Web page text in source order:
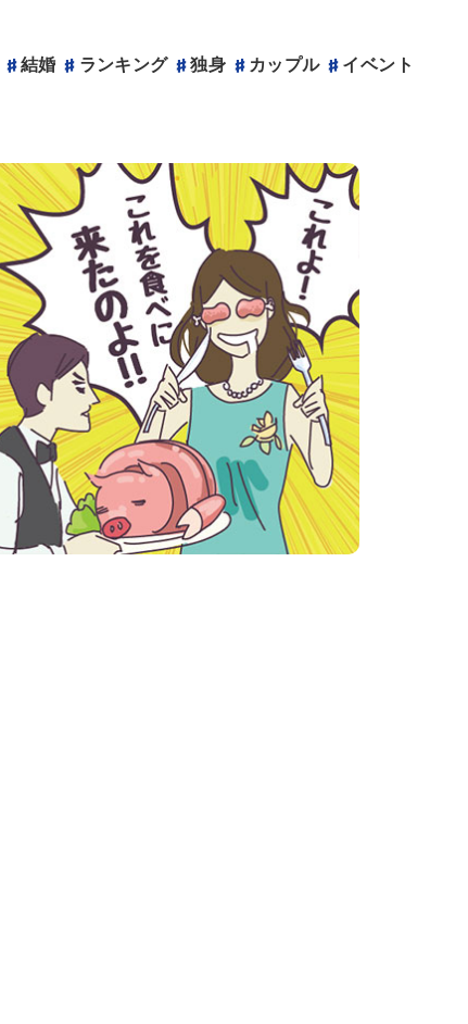
結婚 ランキング 独身 カップル イベント
結婚 ランキング
アニヴェルセルのサービス
ウェディングサイト
アニヴェルセルカフェ
企業情報
プロポーズプランナー
記念日レストラン
メンバーズクラブ
結婚式場一覧